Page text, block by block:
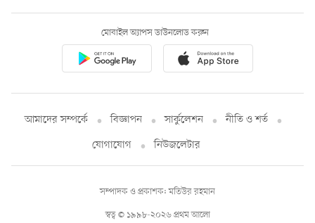
মোবাইল অ্যাপস ডাউনলোড করুন
আমাদের সম্পর্কে বিজ্ঞাপন সার্কুলেশন
নীতি ও শর্ত
যোগাযোগ
নিউজলেটার
স্বত্ব © ১৯৯৮-২০২৬ প্রথম আলো
সম্পাদক ও প্রকাশক: মতিউর রহমান